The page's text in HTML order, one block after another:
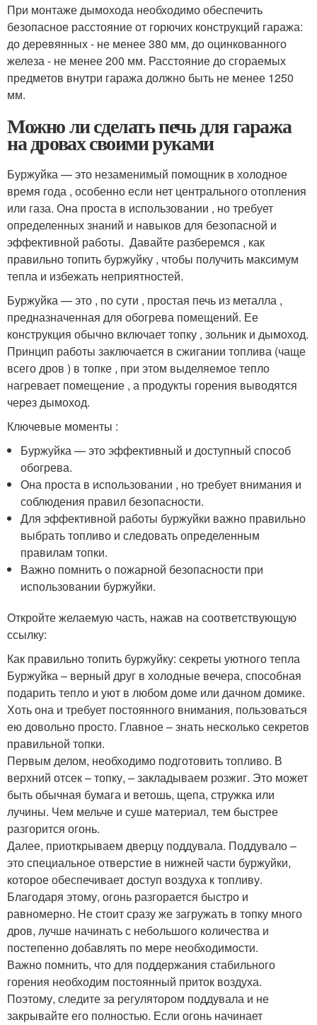
При монтаже дымохода необходимо обеспечить
безопасное расстояние от горючих конструкций гаража:
до деревянных - не менее 380 мм, до оцинкованного
железа - не менее 200 мм. Расстояние до сгораемых
предметов внутри гаража должно быть не менее 1250
мм.
Можно ли сделать печь для гаража
на дровах своими руками
Буржуйка — это незаменимый помощник в холодное
время года , особенно если нет центрального отопления
или газа. Она проста в использовании , но требует
определенных знаний и навыков для безопасной и
эффективной работы. ‍ Давайте разберемся , как
правильно топить буржуйку , чтобы получить максимум
тепла и избежать неприятностей.
Буржуйка — это , по сути , простая печь из металла ,
предназначенная для обогрева помещений. Ее
конструкция обычно включает топку , зольник и дымоход.
Принцип работы заключается в сжигании топлива (чаще
всего дров ) в топке , при этом выделяемое тепло
нагревает помещение , а продукты горения выводятся
через дымоход.
Ключевые моменты :
Буржуйка — это эффективный и доступный способ
обогрева.
Она проста в использовании , но требует внимания и
соблюдения правил безопасности.
Для эффективной работы буржуйки важно правильно
выбрать топливо и следовать определенным
правилам топки.
Важно помнить о пожарной безопасности при
использовании буржуйки.
Откройте желаемую часть, нажав на соответствующую
ссылку:
Как правильно топить буржуйку: секреты уютного тепла
Буржуйка – верный друг в холодные вечера, способная
подарить тепло и уют в любом доме или дачном домике.
Хоть она и требует постоянного внимания, пользоваться
ею довольно просто. Главное – знать несколько секретов
правильной топки.
Первым делом, необходимо подготовить топливо. В
верхний отсек – топку, – закладываем розжиг. Это может
быть обычная бумага и ветошь, щепа, стружка или
лучины. Чем мельче и суше материал, тем быстрее
разгорится огонь.
Далее, приоткрываем дверцу поддувала. Поддувало –
это специальное отверстие в нижней части буржуйки,
которое обеспечивает доступ воздуха к топливу.
Благодаря этому, огонь разгорается быстро и
равномерно. Не стоит сразу же загружать в топку много
дров, лучше начинать с небольшого количества и
постепенно добавлять по мере необходимости.
Важно помнить, что для поддержания стабильного
горения необходим постоянный приток воздуха. ️
Поэтому, следите за регулятором поддувала и не
закрывайте его полностью. Если огонь начинает